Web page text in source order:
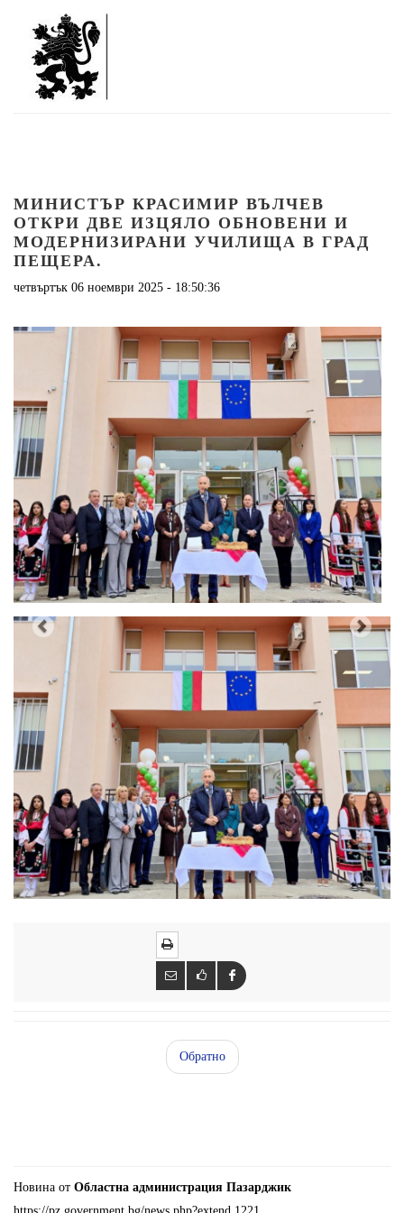
МИНИСТЪР КРАСИМИР ВЪЛЧЕВ
ОТКРИ ДВЕ ИЗЦЯЛО ОБНОВЕНИ И
МОДЕРНИЗИРАНИ УЧИЛИЩА В ГРАД
ПЕЩЕРА.
четвъртък 06 ноември 2025 - 18:50:36
Обратно
Новина от Областна администрация Пазарджик